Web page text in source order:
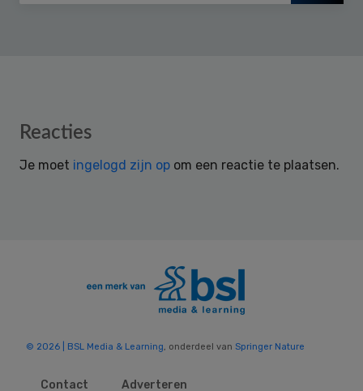
Reader
Reacties
Je moet ingelogd zijn op om een reactie te plaatsen.
© 2026 | BSL Media & Learning, onderdeel van Springer Nature
Contact Adverteren